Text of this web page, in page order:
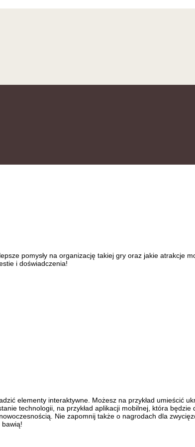
pomysły na organizację takiej gry oraz jakie atrakcje
i doświadczenia!
elementy interaktywne. Możesz na przykład umieścić
technologii, na przykład aplikacji mobilnej, która
Nie zapomnij także o nagrodach dla
bawią!